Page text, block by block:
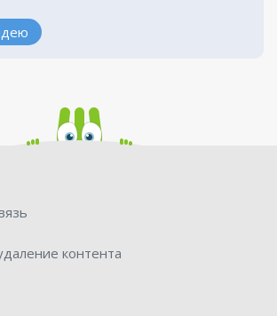
контента